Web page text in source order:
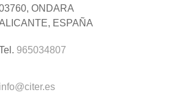
ONDARA
ESPAÑA
965034807